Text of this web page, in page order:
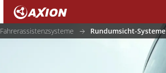
Fahrerassistenzsysteme Rundumsicht-Systeme